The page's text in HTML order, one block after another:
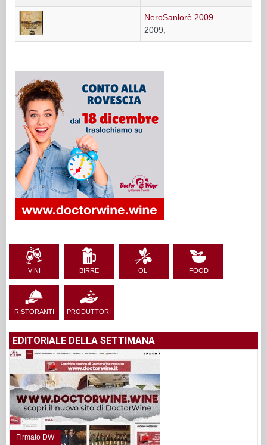
NeroSanlorè 2009
2009,
VINI BIRRE OLI FOOD
RISTORANTI PRODUTTORI
EDITORIALE DELLA SETTIMANA
Firmato DW